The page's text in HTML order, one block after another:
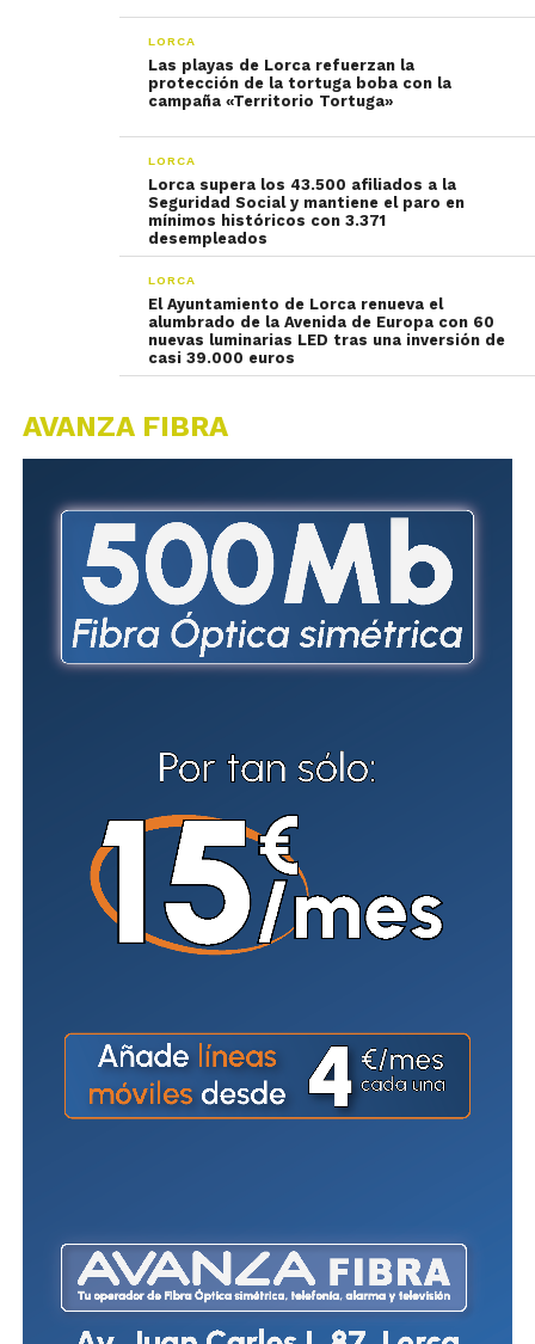
LORCA
Las playas de Lorca refuerzan la
protección de la tortuga boba con la
campaña «Territorio Tortuga»
LORCA
Lorca supera los 43.500 afiliados a la
Seguridad Social y mantiene el paro en
mínimos históricos con 3.371
desempleados
LORCA
El Ayuntamiento de Lorca renueva el
alumbrado de la Avenida de Europa con 60
nuevas luminarias LED tras una inversión de
casi 39.000 euros
AVANZA FIBRA